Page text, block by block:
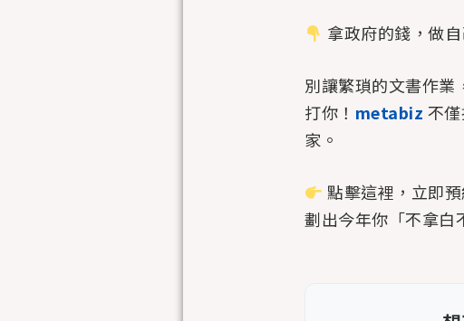
拿政府的錢，做自
別讓繁瑣的文書作業
打你！ metabiz 不
家。
點擊這裡，立即
劃出今年你「不拿白